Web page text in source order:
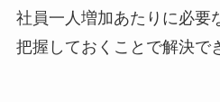
社員一人増加あたりに必要
把握しておくことで解決で